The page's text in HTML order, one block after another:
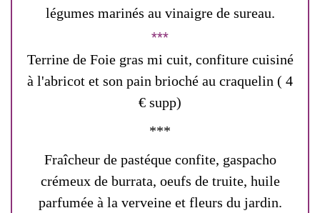
légumes marinés au vinaigre de sureau.
Terrine de Foie gras mi cuit, confiture cuisiné
à l'abricot et son pain brioché au craquelin ( 4
€ supp)
***
Fraîcheur de pastéque confite, gaspacho
crémeux de burrata, oeufs de truite, huile
parfumée à la verveine et fleurs du jardin.